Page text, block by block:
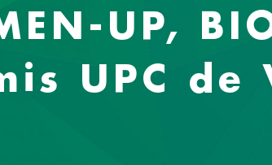
UP,
UPC